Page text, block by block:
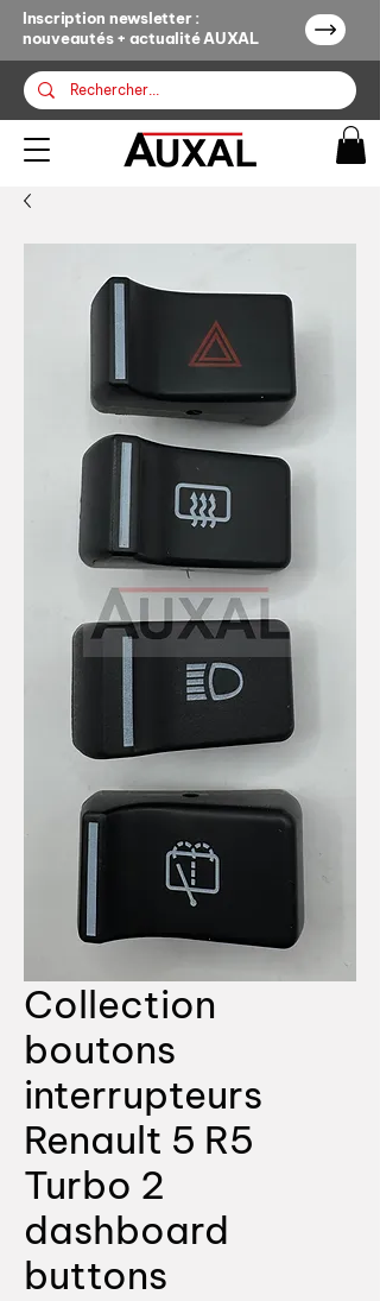
Inscription newsletter :
nouveautés + actualité AUXAL
Collection
boutons
interrupteurs
Renault 5 R5
Turbo 2
dashboard
buttons